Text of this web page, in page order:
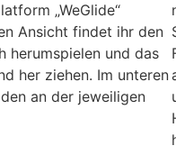
„WeGlide“
Ansicht findet ihr den
herumspielen und das
her ziehen. Im unteren
an der jeweiligen